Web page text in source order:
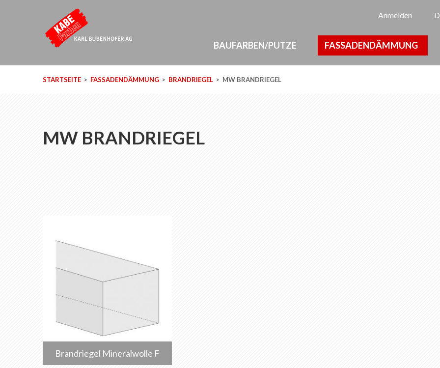
Anmelden
BAUFARBEN/PUTZE FASSADENDÄMMUNG
STARTSEITE FASSADENDÄMMUNG BRANDRIEGEL MW BRANDRIEGEL
MW BRANDRIEGEL
Brandriegel Mineralwolle F